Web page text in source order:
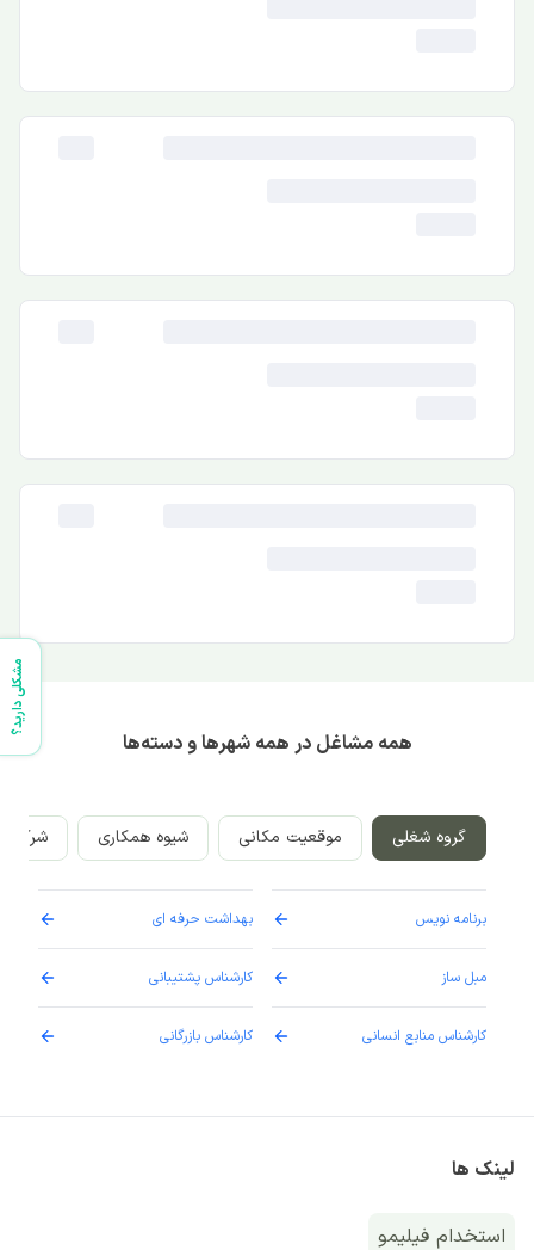
همه مشاغل در همه شهرها و دسته‌ها
گروه شغلی موقعیت مکانی شیوه همکاری
برنامه نویس
مبل ساز
کارشناس منابع انسانی
بهداشت حرفه ای
کارشناس پشتیبانی
کارشناس بازرگانی
لینک ها
استخدام فیلیمو
مشکلی دارید؟